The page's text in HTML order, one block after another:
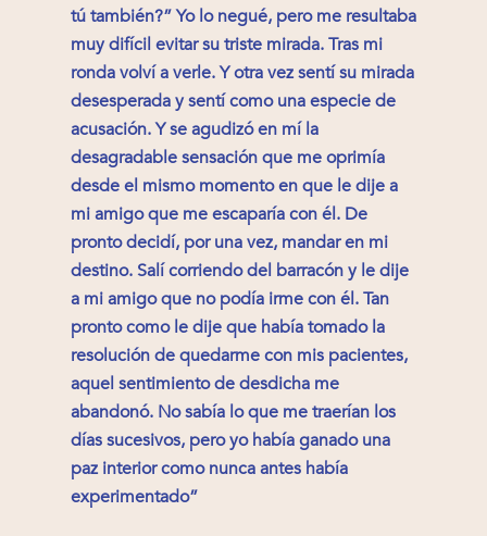
tú también?” Yo lo negué, pero me resultaba
muy difícil evitar su triste mirada. Tras mi
ronda volví a verle. Y otra vez sentí su mirada
desesperada y sentí como una especie de
acusación. Y se agudizó en mí la
desagradable sensación que me oprimía
desde el mismo momento en que le dije a
mi amigo que me escaparía con él. De
pronto decidí, por una vez, mandar en mi
destino. Salí corriendo del barracón y le dije
a mi amigo que no podía irme con él. Tan
pronto como le dije que había tomado la
resolución de quedarme con mis pacientes,
aquel sentimiento de desdicha me
abandonó. No sabía lo que me traerían los
días sucesivos, pero yo había ganado una
paz interior como nunca antes había
experimentado”